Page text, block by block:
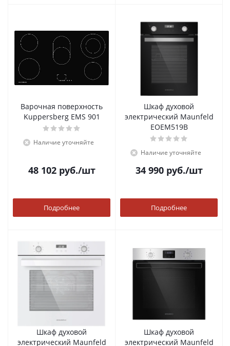
Варочная поверхность
Kuppersberg EMS 901
Наличие уточняйте
48 102руб./шт
Подробнее
Шкаф духовой
электрический Maunfeld
EOEM519B
Наличие уточняйте
34 990руб./шт
Подробнее
Шкаф духовой
электрический Maunfeld
Шкаф духовой
электрический Maunfeld